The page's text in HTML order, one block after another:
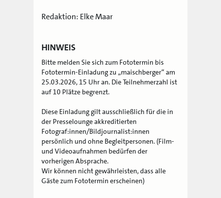
Redaktion: Elke Maar
HINWEIS
Bitte melden Sie sich zum Fototermin bis
Fototermin-Einladung zu „maischberger“ am
25.03.2026, 15 Uhr an. Die Teilnehmerzahl ist
auf 10 Plätze begrenzt.
Diese Einladung gilt ausschließlich für die in
der Presselounge akkreditierten
Fotograf:innen/Bildjournalist:innen
persönlich und ohne Begleitpersonen. (Film-
und Videoaufnahmen bedürfen der
vorherigen Absprache.
Wir können nicht gewährleisten, dass alle
Gäste zum Fototermin erscheinen)